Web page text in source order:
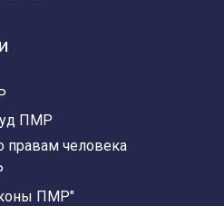
ПМР
правам человека
ПМР"